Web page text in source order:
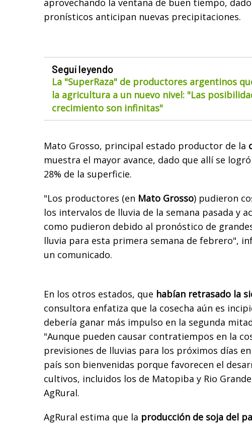
pronísticos anticipan nuevas precipitaciones.
Seguí leyendo
La "SuperRaza" de productores argentinos
la agricultura a un nuevo nivel: "Las
crecimiento son infinitas"
Mato Grosso, principal estado productor de la
muestra el mayor avance, dado que allí se
28% de la superficie.
"Los productores (en Mato Grosso) pudieron
los intervalos de lluvia de la semana pasada y
como pudieron debido al pronóstico de
lluvia para esta primera semana de febrero",
un comunicado.
En los otros estados, que habían retrasado la
consultora enfatiza que la cosecha aún es
debería ganar más impulso en la segunda
"Aunque pueden causar contratiempos en la
previsiones de lluvias para los próximos días
país son bienvenidas porque favorecen el
cultivos, incluidos los de Matopiba y Rio
AgRural.
AgRural estima que la producción de soja del